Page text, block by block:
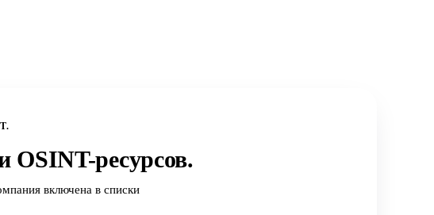
OSINT-ресурсов.
включена в списки